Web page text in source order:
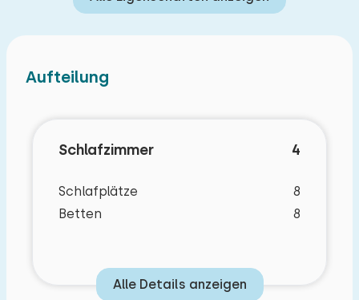
sogar Robben beobachten können!
dem Sie Ihre Mäntel und Schuhe ordentlich
verstauen können. Vom Flur gelangen Sie in das
Platz für acht Personen – perfekt zum
Die halboffene Küche befindet sich hinter einer
Die Küche ist komplett ausgestattet mit Kombi-
Aufteilung
Schlafzimmer 4
Schlafplätze
8
Betten
8
Alle Details anzeigen